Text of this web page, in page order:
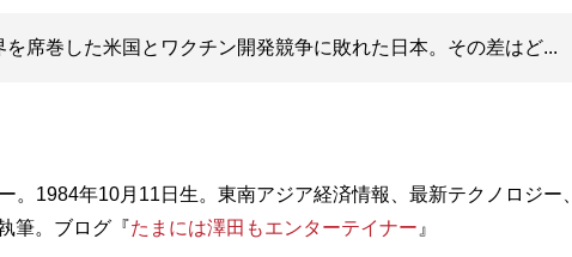
を席巻した米国とワクチン開発競争に敗れた日本。その差はど...
。1984年10月11日生。東南アジア経済情報、最新テクノロジー、
筆。ブログ『たまには澤田もエンターテイナー 』